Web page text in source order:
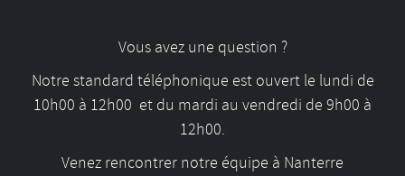
Vous avez une question ?
Notre standard téléphonique est ouvert le lundi de
10h00 à 12h00 et du mardi au vendredi de 9h00 à
12h00.
Venez rencontrer notre équipe à Nanterre